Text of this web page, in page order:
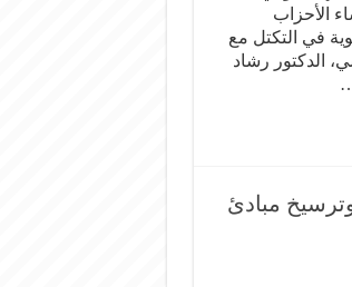
الأحزاب
في التكتل مع
الدكتور رشاد
مبادئ